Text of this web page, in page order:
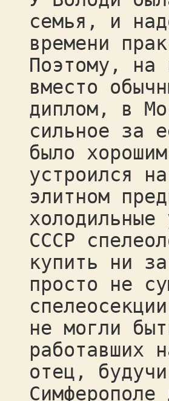
семья, и
времени
Поэтому, на
вместо
диплом, в
сильное за
было
устроился
элитном
СССР
купить ни
просто не
спелеосекции
не могли
работавших
отец,
Симферополе